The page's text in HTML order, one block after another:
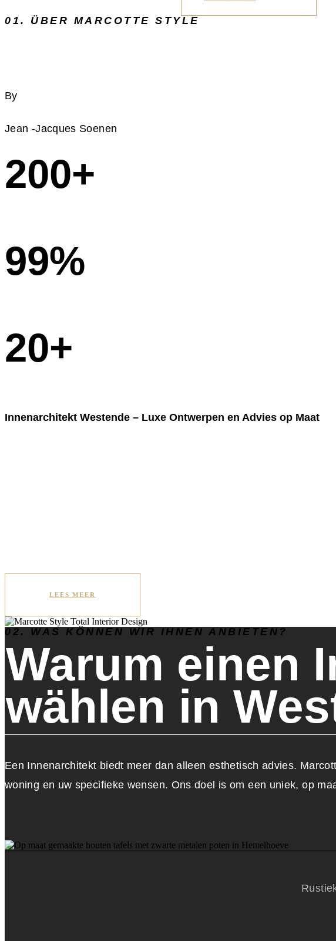
01. ÜBER MARCOTTE STYLE
By
Jean -Jacques Soenen
200+
99%
20+
Innenarchitekt Westende – Luxe Ontwerpen en Advies op Maat
LEES MEER
02. WAS KÖNNEN WIR IHNEN ANBIETEN?
Warum einen
wählen in
Een Innenarchitekt biedt meer dan alleen esthetisch advies.
woning en uw specifieke wensen. Ons doel is om een uniek, op